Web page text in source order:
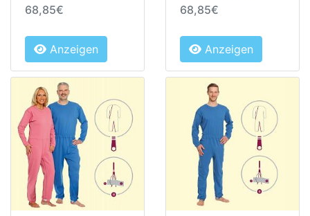
68,85€
Anzeigen
68,85€
Anzeigen